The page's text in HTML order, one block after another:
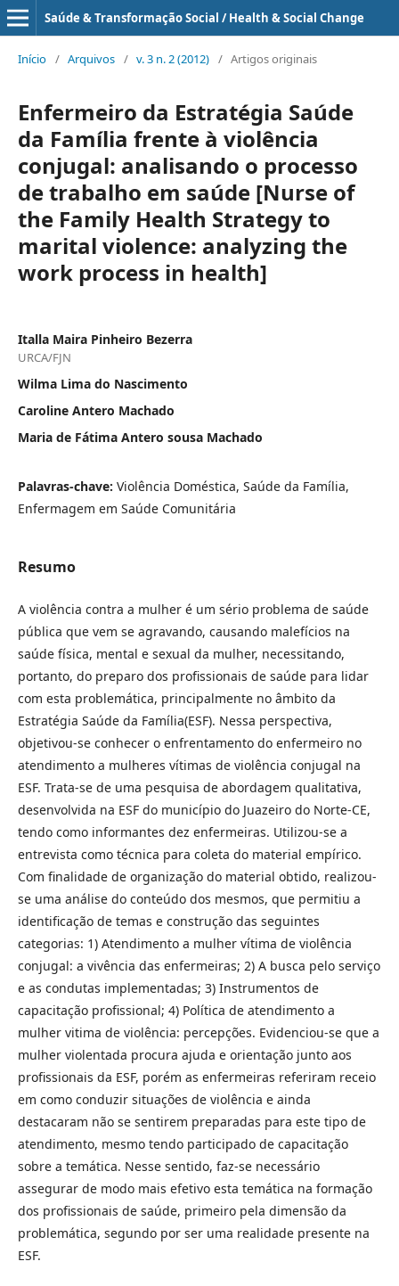
Saúde & Transformação Social / Health & Social Change
Início / Arquivos / v. 3 n. 2 (2012) / Artigos originais
Enfermeiro da Estratégia Saúde
da Família frente à violência
conjugal: analisando o processo
de trabalho em saúde [Nurse of
the Family Health Strategy to
marital violence: analyzing the
work process in health]
Italla Maira Pinheiro Bezerra
URCA/FJN
Wilma Lima do Nascimento
Caroline Antero Machado
Maria de Fátima Antero sousa Machado
Palavras-chave: Violência Doméstica, Saúde da Família,
Enfermagem em Saúde Comunitária
Resumo
A violência contra a mulher é um sério problema de saúde
pública que vem se agravando, causando malefícios na
saúde física, mental e sexual da mulher, necessitando,
portanto, do preparo dos profissionais de saúde para lidar
com esta problemática, principalmente no âmbito da
Estratégia Saúde da Família(ESF). Nessa perspectiva,
objetivou-se conhecer o enfrentamento do enfermeiro no
atendimento a mulheres vítimas de violência conjugal na
ESF. Trata-se de uma pesquisa de abordagem qualitativa,
desenvolvida na ESF do município do Juazeiro do Norte-CE,
tendo como informantes dez enfermeiras. Utilizou-se a
entrevista como técnica para coleta do material empírico.
Com finalidade de organização do material obtido, realizou-
se uma análise do conteúdo dos mesmos, que permitiu a
identificação de temas e construção das seguintes
categorias: 1) Atendimento a mulher vítima de violência
conjugal: a vivência das enfermeiras; 2) A busca pelo serviço
e as condutas implementadas; 3) Instrumentos de
capacitação profissional; 4) Política de atendimento a
mulher vitima de violência: percepções. Evidenciou-se que a
mulher violentada procura ajuda e orientação junto aos
profissionais da ESF, porém as enfermeiras referiram receio
em como conduzir situações de violência e ainda
destacaram não se sentirem preparadas para este tipo de
atendimento, mesmo tendo participado de capacitação
sobre a temática. Nesse sentido, faz-se necessário
assegurar de modo mais efetivo esta temática na formação
dos profissionais de saúde, primeiro pela dimensão da
problemática, segundo por ser uma realidade presente na
ESF.